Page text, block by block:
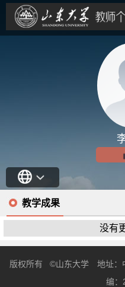
教学成果
没有
版权所有 ©山东大学 地址：
编